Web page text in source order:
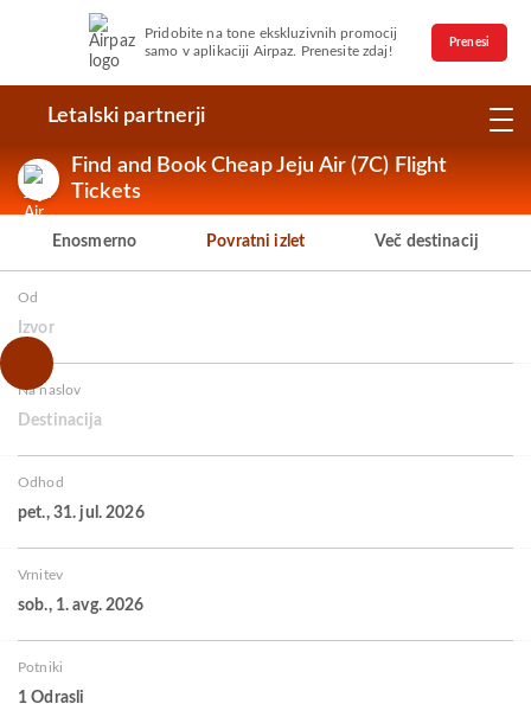
Pridobite na tone ekskluzivnih promocij
samo v aplikaciji Airpaz. Prenesite zdaj!
Prenesi
Letalski partnerji
Find and Book Cheap Jeju Air (7C) Flight
Tickets
Enosmerno Povratni izlet Več destinacij
Od
Izvor
Na naslov
Destinacija
Odhod
pet., 31. jul. 2026
Vrnitev
sob., 1. avg. 2026
Potniki
1 Odrasli